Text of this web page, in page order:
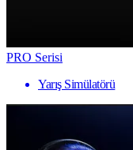
PRO Serisi
Yarış Simülatörü